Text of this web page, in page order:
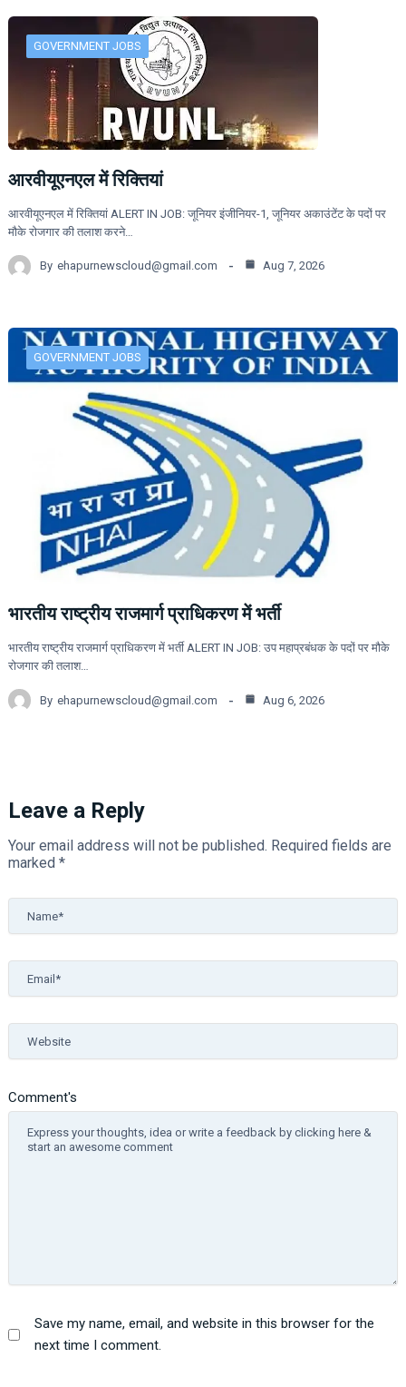
GOVERNMENT JOBS
आरवीयूएनएल में रिक्तियां
आरवीयूएनएल में रिक्तियां ALERT IN JOB: जूनियर इंजीनियर-1, जूनियर अकाउंटेंट के पदों पर
मौके रोजगार की तलाश करने…
By ehapurnewscloud@gmail.com Aug 7, 2026
GOVERNMENT JOBS
भारतीय राष्ट्रीय राजमार्ग प्राधिकरण में भर्ती
भारतीय राष्ट्रीय राजमार्ग प्राधिकरण में भर्ती ALERT IN JOB: उप महाप्रबंधक के पदों पर मौके
रोजगार की तलाश…
By ehapurnewscloud@gmail.com Aug 6, 2026
Leave a Reply
Your email address will not be published. Required fields are
marked *
Comment's
Name*
Email*
Website
Save my name, email, and website in this browser for the
next time I comment.